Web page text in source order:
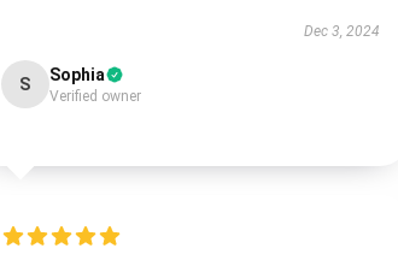
Dec 3, 2024
S Sophia
Verified owner